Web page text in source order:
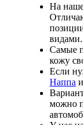
На
видами.
Самые
кожу
Если
Наппа и
можно